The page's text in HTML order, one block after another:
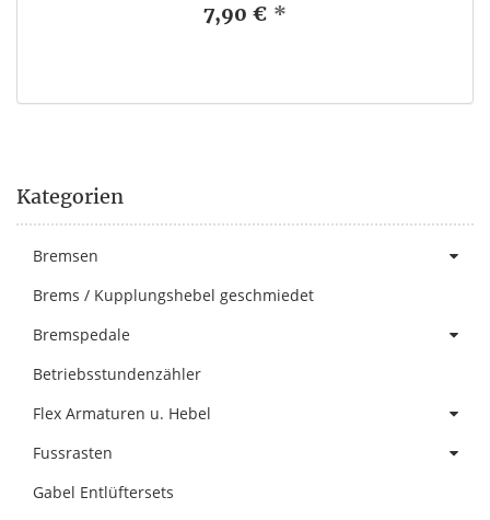
7,90 € *
Kategorien
Bremsen
Brems / Kupplungshebel geschmiedet
Bremspedale
Betriebsstundenzähler
Flex Armaturen u. Hebel
Fussrasten
Gabel Entlüftersets